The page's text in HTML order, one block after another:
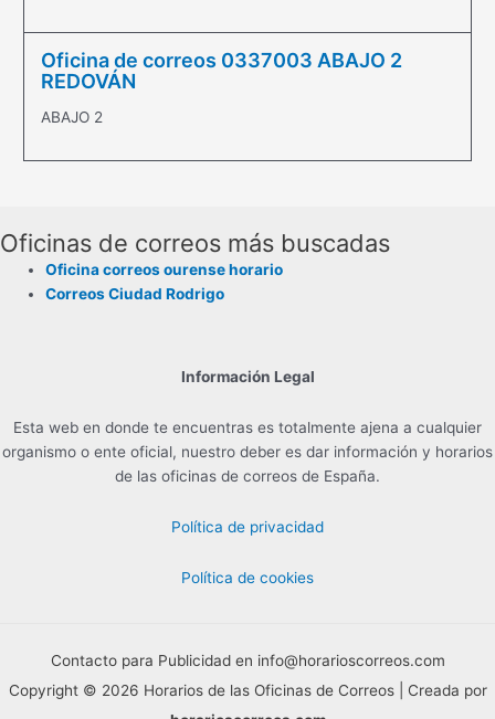
Oficina de correos 0337003 ABAJO 2
REDOVÁN
ABAJO 2
Oficinas de correos más buscadas
Oficina correos ourense horario
Correos Ciudad Rodrigo
Información Legal
Esta web en donde te encuentras es totalmente ajena a cualquier
organismo o ente oficial, nuestro deber es dar información y horarios
de las oficinas de correos de España.
Política de privacidad
Política de cookies
Contacto para Publicidad en info@horarioscorreos.com
Copyright © 2026 Horarios de las Oficinas de Correos | Creada por